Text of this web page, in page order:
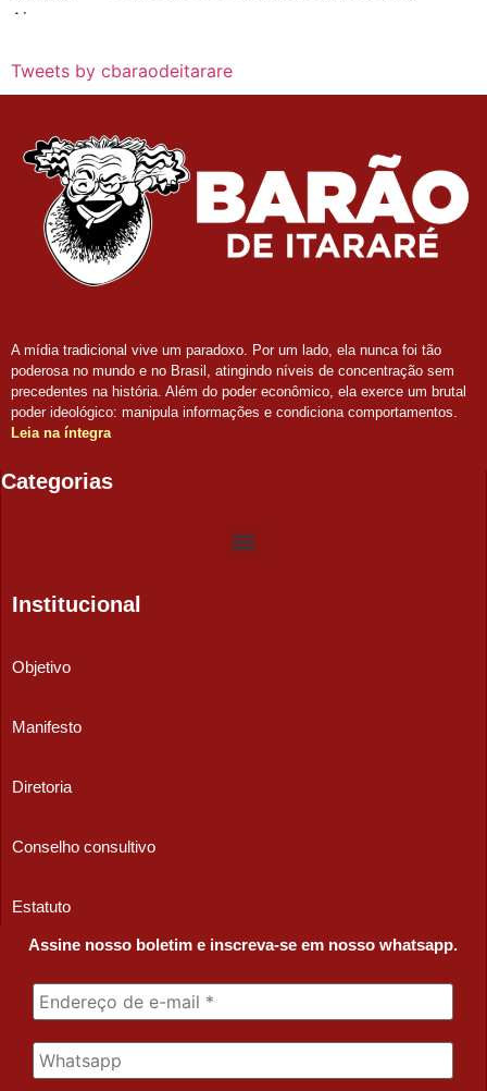
Tweets by cbaraodeitarare
A mídia tradicional vive um paradoxo. Por um lado, ela nunca foi tão
poderosa no mundo e no Brasil, atingindo níveis de concentração sem
precedentes na história. Além do poder econômico, ela exerce um brutal
poder ideológico: manipula informações e condiciona comportamentos.
Leia na íntegra
Categorias
Institucional
Objetivo
Manifesto
Diretoria
Conselho consultivo
Estatuto
Assine nosso boletim e inscreva-se em nosso whatsapp.